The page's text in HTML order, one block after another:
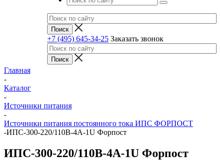
+7 (495) 645-34-25 Заказать звонок
Главная
-
Каталог
-
Источники питания
-
Источники питания постоянного тока ИПС ФОРПОСТ
-ИПС-300-220/110В-4А-1U Форпост
ИПС-300-220/110В-4А-1U Форпост